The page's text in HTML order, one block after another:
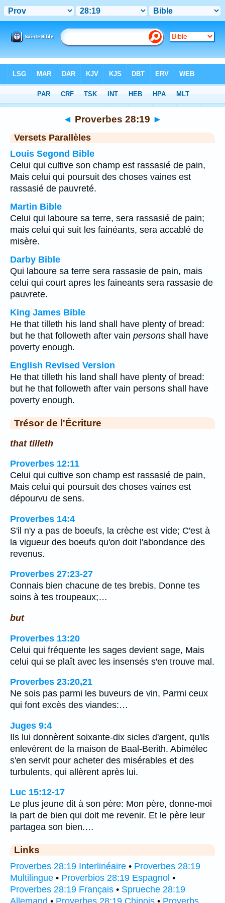
Chapitre 28 > Verset 19
◄ Proverbes 28:19 ►
Versets Parallèles
Louis Segond Bible
Celui qui cultive son champ est rassasié de pain,
Mais celui qui poursuit des choses vaines est
rassasié de pauvreté.
Martin Bible
Celui qui laboure sa terre, sera rassasié de pain;
mais celui qui suit les fainéants, sera accablé de
misère.
Darby Bible
Qui laboure sa terre sera rassasie de pain, mais
celui qui court apres les faineants sera rassasie de
pauvrete.
King James Bible
He that tilleth his land shall have plenty of bread:
but he that followeth after vain persons shall have
poverty enough.
English Revised Version
He that tilleth his land shall have plenty of bread:
but he that followeth after vain persons shall have
poverty enough.
Trésor de l'Écriture
that tilleth
Proverbes 12:11
Celui qui cultive son champ est rassasié de pain,
Mais celui qui poursuit des choses vaines est
dépourvu de sens.
Proverbes 14:4
S'il n'y a pas de boeufs, la crèche est vide; C'est à
la vigueur des boeufs qu'on doit l'abondance des
revenus.
Proverbes 27:23-27
Connais bien chacune de tes brebis, Donne tes
soins à tes troupeaux;…
but
Proverbes 13:20
Celui qui fréquente les sages devient sage, Mais
celui qui se plaît avec les insensés s'en trouve mal.
Proverbes 23:20,21
Ne sois pas parmi les buveurs de vin, Parmi ceux
qui font excès des viandes:…
Juges 9:4
Ils lui donnèrent soixante-dix sicles d'argent, qu'ils
enlevèrent de la maison de Baal-Berith. Abimélec
s'en servit pour acheter des misérables et des
turbulents, qui allèrent après lui.
Luc 15:12-17
Le plus jeune dit à son père: Mon père, donne-moi
la part de bien qui doit me revenir. Et le père leur
partagea son bien.…
Links
Proverbes 28:19 Interlinéaire • Proverbes 28:19
Multilingue • Proverbios 28:19 Espagnol •
Proverbes 28:19 Français • Sprueche 28:19